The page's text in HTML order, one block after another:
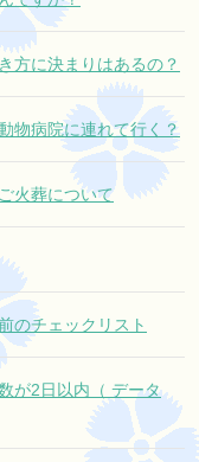
方に決まりはあるの？
物病院に連れて行く？
火葬について
のチェックリスト
が2日以内（ データ